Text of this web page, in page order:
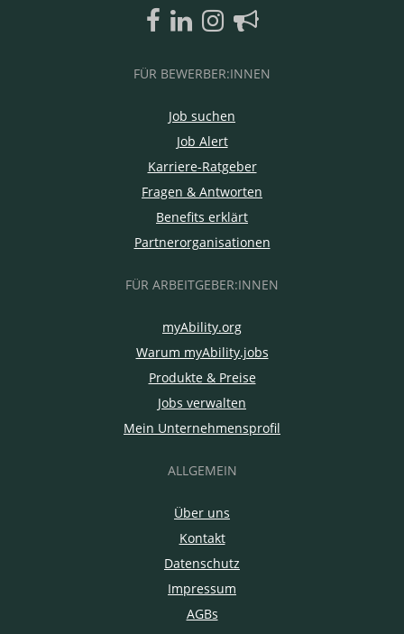
FÜR BEWERBER:INNEN
Job suchen
Job Alert
Karriere-Ratgeber
Fragen & Antworten
Benefits erklärt
Partnerorganisationen
FÜR ARBEITGEBER:INNEN
myAbility.org
Warum myAbility.jobs
Produkte & Preise
Jobs verwalten
Mein Unternehmensprofil
ALLGEMEIN
Über uns
Kontakt
Datenschutz
Impressum
AGBs